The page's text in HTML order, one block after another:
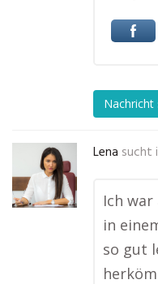
Nachricht
Lena sucht
Ich
in
so gut